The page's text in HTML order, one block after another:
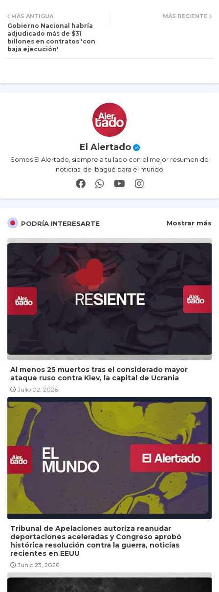
MÁS RECIENTE
MÁS ANTIGUA
Gobierno Nacional habría
adjudicado más de $31
billones en contratos 'con
baja ejecución'
El Alertado
Somos El Alertado, siempre a tu lado con el mejor resumen de
noticias, de Ibagué para el mundo
PODRÍA INTERESARTE Mostrar más
Al menos 25 muertos tras el considerado mayor
ataque ruso contra Kiev, la capital de Ucrania
Julio 02, 2026
Tribunal de Apelaciones autoriza reanudar
deportaciones aceleradas y Congreso aprobó
histórica resolución contra la guerra, noticias
recientes en EEUU
Junio 23, 2026